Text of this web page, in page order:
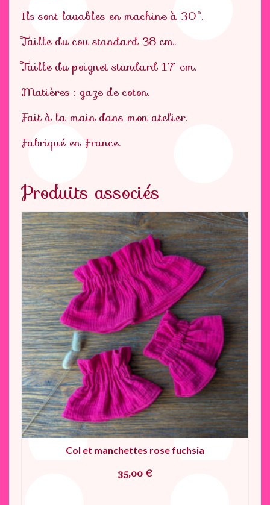
Ils sont lavables en machine à 30°.
Taille du cou standard 38 cm.
Taille du poignet standard 17 cm.
Matières : gaze de coton.
Fait à la main dans mon atelier.
Fabriqué en France.
Produits associés
Col et manchettes rose fuchsia
35,00 €